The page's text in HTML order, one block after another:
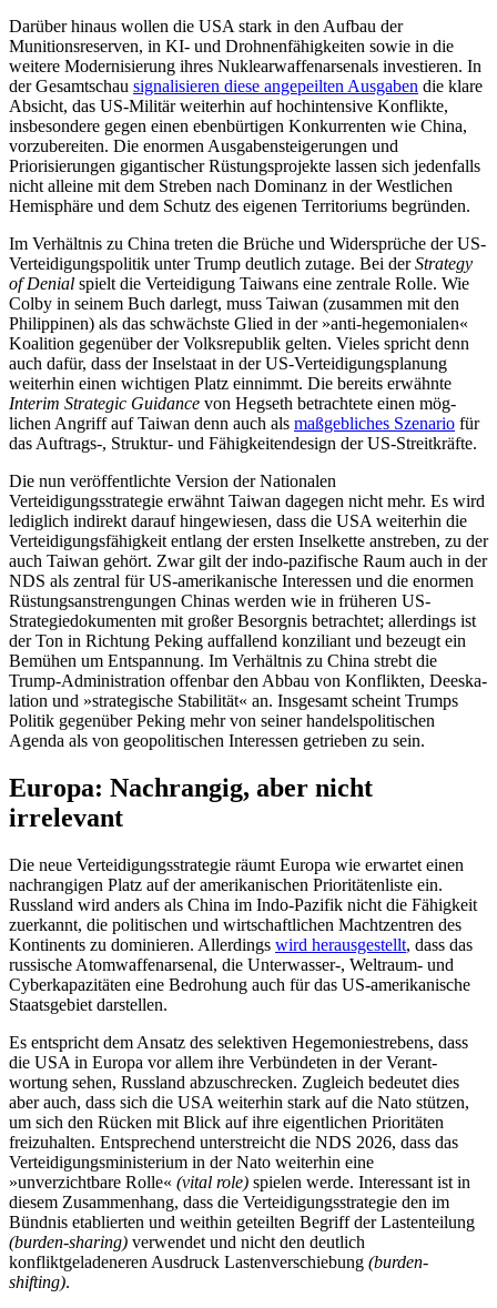
Darüber hinaus wollen die USA stark in den Aufbau der
Munitionsreserven, in KI- und Drohnenfähigkeiten sowie in die
weitere Modernisierung ihres Nuklear­waffenarsenals investieren. In
der Gesamtschau signalisieren diese angepeilten Aus­gaben die klare
Absicht, das US-Militär weiterhin auf hochintensive Konflikte,
insbesondere gegen einen ebenbürtigen Konkurrenten wie China,
vorzubereiten. Die enormen Ausgabensteigerungen und
Priorisierungen gigantischer Rüstungs­projekte lassen sich jedenfalls
nicht alleine mit dem Streben nach Dominanz in der Westlichen
Hemisphäre und dem Schutz des eigenen Territoriums begründen.
Im Verhältnis zu China treten die Brüche und Widersprüche der US-
Verteidigungs­politik unter Trump deutlich zutage. Bei derStrategy
of Denial spielt die Verteidigung Taiwans eine zentrale Rolle. Wie
Colby in seinem Buch darlegt, muss Taiwan (zu­sam­men mit den
Philippinen) als das schwächs­te Glied in der »anti-hegemonialen«
Koali­tion gegenüber der Volksrepublik gelten. Vieles spricht denn
auch dafür, dass der Inselstaat in der US-Verteidigungsplanung
weiterhin einen wichtigen Platz einnimmt. Die bereits erwähnte
Interim Strategic Guid­ance von Hegseth betrachtete einen mög­
lichen Angriff auf Taiwan denn auch als maßgebliches Szenario für
das Auftrags‑, Struk­tur‑ und Fähigkeitendesign der US-Streitkräfte.
Die nun veröffentlichte Version der Nationalen
Verteidigungsstrategie erwähnt Taiwan dagegen nicht mehr. Es wird
ledig­lich indirekt darauf hingewiesen, dass die USA weiterhin die
Verteidigungsfähigkeit entlang der ersten Inselkette anstreben, zu der
auch Taiwan gehört. Zwar gilt der indo-pazifische Raum auch in der
NDS als zen­tral für US-amerikanische Interessen und die enormen
Rüstungsanstrengungen Chinas werden wie in früheren US-
Strategiedoku­men­ten mit großer Besorgnis betrachtet; allerdings ist
der Ton in Richtung Peking auffallend konziliant und bezeugt ein
Bemühen um Entspannung. Im Verhältnis zu China strebt die
Trump-Administration offenbar den Abbau von Konflikten, De­eska­
lation und »strategische Stabilität« an. Insgesamt scheint Trumps
Politik gegenüber Peking mehr von seiner handelspolitischen
Agenda als von geopolitischen Inter­essen getrieben zu sein.
Europa: Nachrangig, aber nicht
irrelevant
Die neue Verteidigungsstrategie räumt Europa wie erwartet einen
nachrangigen Platz auf der amerikanischen Prioritäten­liste ein.
Russland wird anders als China im Indo-Pazifik nicht die Fähigkeit
zuerkannt, die politischen und wirtschaftlichen Macht­zentren des
Kontinents zu dominieren. Allerdings wird herausgestellt, dass das
russische Atomwaffenarsenal, die Unterwasser-, Weltraum- und
Cyberkapazitäten eine Bedrohung auch für das US-amerika­nische
Staatsgebiet darstellen.
Es entspricht dem Ansatz des selektiven Hegemoniestrebens, dass
die USA in Europa vor allem ihre Verbündeten in der Verant­
wortung sehen, Russland abzuschrecken. Zugleich bedeutet dies
aber auch, dass sich die USA weiterhin stark auf die Nato stüt­zen,
um sich den Rücken mit Blick auf ihre eigentlichen Prioritäten
freizuhalten. Ent­sprechend unterstreicht die NDS 2026, dass das
Verteidigungsministerium in der Nato weiterhin eine
»unverzichtbare Rolle« (vital role) spielen werde. Interessant ist in
diesem Zusammenhang, dass die Verteidigungsstrategie den im
Bündnis etablierten und weithin geteilten Begriff der Lastenteilung
(burden-sharing) verwendet und nicht den deutlich
konfliktgeladeneren Ausdruck Lastenverschiebung (burden-
shifting).